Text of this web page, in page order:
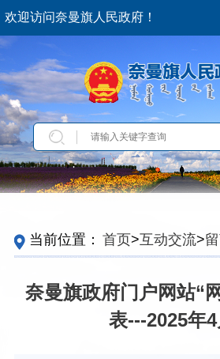
欢迎访问奈曼旗人民政府！
当前位置： 首页>互动交流>
奈曼旗政府门户网站“
表---2025年4